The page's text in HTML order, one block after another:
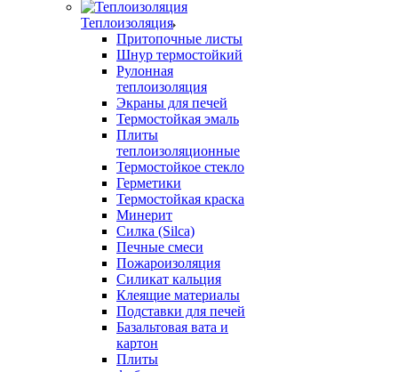
Теплоизоляция
Притопочные листы
Шнур термостойкий
Рулонная
теплоизоляция
Экраны для печей
Термостойкая эмаль
Плиты
теплоизоляционные
Термостойкое стекло
Герметики
Термостойкая краска
Минерит
Силка (Silca)
Печные смеси
Пожароизоляция
Силикат кальция
Клеящие материалы
Подставки для печей
Базальтовая вата и
картон
Плиты